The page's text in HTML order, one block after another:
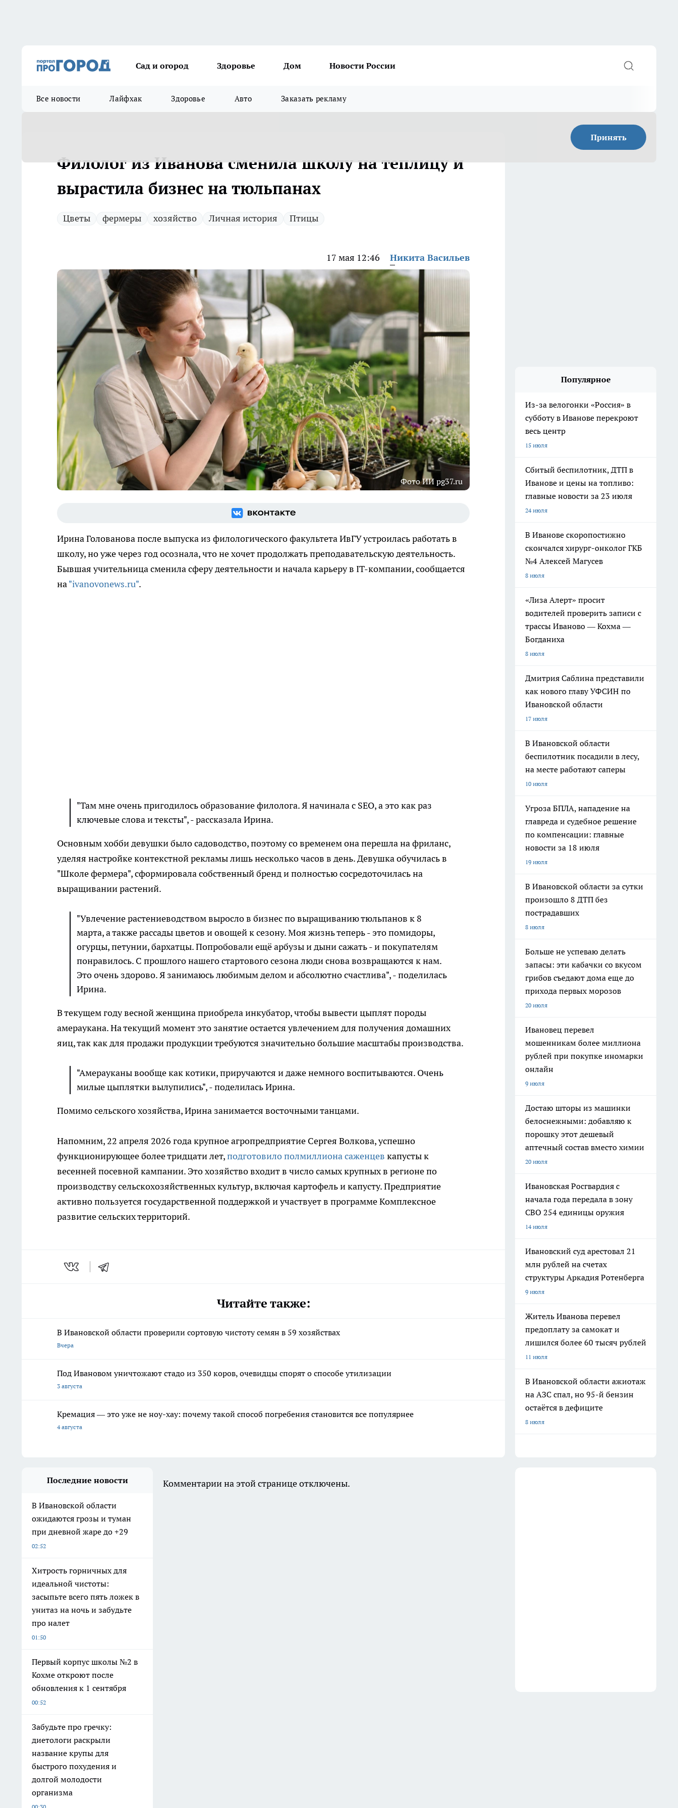
Сад и огород Здоровье Дом Новости России
Все новости Лайфхак Здоровье Авто Заказать рекламу
Принять
Филолог из Иванова сменила школу на теплицу и
вырастила бизнес на тюльпанах
Цветы фермеры хозяйство Личная история Птицы
17 мая 12:46 Никита Васильев
Фото ИИ pg37.ru
Ирина Голованова после выпуска из филологического факультета ИвГУ устроилась работать в
школу, но уже через год осознала, что не хочет продолжать преподавательскую деятельность.
Бывшая учительница сменила сферу деятельности и начала карьеру в IT-компании, сообщается
на"ivanovonews.ru".
"Там мне очень пригодилось образование филолога. Я начинала с SEO, а это как раз
ключевые слова и тексты", - рассказала Ирина.
Основным хобби девушки было садоводство, поэтому со временем она перешла на фриланс,
уделяя настройке контекстной рекламы лишь несколько часов в день. Девушка обучилась в
"Школе фермера", сформировала собственный бренд и полностью сосредоточилась на
выращивании растений.
"Увлечение растениеводством выросло в бизнес по выращиванию тюльпанов к 8
марта, а также рассады цветов и овощей к сезону. Моя жизнь теперь - это помидоры,
огурцы, петунии, бархатцы. Попробовали ещё арбузы и дыни сажать - и покупателям
понравилось. С прошлого нашего стартового сезона люди снова возвращаются к нам.
Это очень здорово. Я занимаюсь любимым делом и абсолютно счастлива", - поделилась
Ирина.
В текущем году весной женщина приобрела инкубатор, чтобы вывести цыплят породы
амераукана. На текущий момент это занятие остается увлечением для получения домашних
яиц, так как для продажи продукции требуются значительно большие масштабы производства.
"Амерауканы вообще как котики, приручаются и даже немного воспитываются. Очень
милые цыплятки вылупились", - поделилась Ирина.
Помимо сельского хозяйства, Ирина занимается восточными танцами.
Напомним, 22 апреля 2026 года крупное агропредприятие Сергея Волкова, успешно
функционирующее более тридцати лет,подготовило полмиллиона саженцев капусты к
весенней посевной кампании. Это хозяйство входит в число самых крупных в регионе по
производству сельскохозяйственных культур, включая картофель и капусту. Предприятие
активно пользуется государственной поддержкой и участвует в программе Комплексное
развитие сельских территорий.
Читайте также:
В Ивановской области проверили сортовую чистоту семян в 59 хозяйствах
Вчера
Под Ивановом уничтожают стадо из 350 коров, очевидцы спорят о способе утилизации
3 августа
Кремация — это уже не ноу-хау: почему такой способ погребения становится все популярнее
4 августа
Популярное
Из-за велогонки «Россия» в
субботу в Иванове перекроют
весь центр
15 июля
Сбитый беспилотник, ДТП в
Иванове и цены на топливо:
главные новости за 23 июля
24 июля
В Иванове скоропостижно
скончался хирург-онколог ГКБ
№4 Алексей Магусев
8 июля
«Лиза Алерт» просит
водителей проверить записи с
трассы Иваново — Кохма —
Богданиха
8 июля
Дмитрия Саблина представили
как нового главу УФСИН по
Ивановской области
17 июля
В Ивановской области
беспилотник посадили в лесу,
на месте работают саперы
10 июля
Угроза БПЛА, нападение на
главреда и судебное решение
по компенсации: главные
новости за 18 июля
19 июля
В Ивановской области за сутки
произошло 8 ДТП без
пострадавших
8 июля
Больше не успеваю делать
запасы: эти кабачки со вкусом
грибов съедают дома еще до
прихода первых морозов
20 июля
Ивановец перевел
мошенникам более миллиона
рублей при покупке иномарки
онлайн
9 июля
Достаю шторы из машинки
белоснежными: добавляю к
порошку этот дешевый
аптечный состав вместо химии
20 июля
Ивановская Росгвардия с
начала года передала в зону
СВО 254 единицы оружия
14 июля
Ивановский суд арестовал 21
млн рублей на счетах
структуры Аркадия Ротенберга
9 июля
Житель Иванова перевел
предоплату за самокат и
лишился более 60 тысяч рублей
11 июля
В Ивановской области ажиотаж
на АЗС спал, но 95-й бензин
остаётся в дефиците
8 июля
Последние новости
В Ивановской области
ожидаются грозы и туман
при дневной жаре до +29
02:52
Хитрость горничных для
идеальной чистоты:
засыпьте всего пять ложек в
унитаз на ночь и забудьте
про налет
01:50
Первый корпус школы №2 в
Кохме откроют после
обновления к 1 сентября
00:52
Забудьте про гречку:
диетологи раскрыли
название крупы для
быстрого похудения и
долгой молодости
организма
Комментарии на этой странице отключены.